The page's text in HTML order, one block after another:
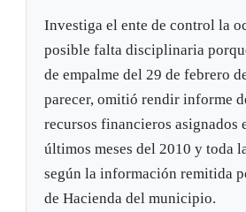
Investiga el ente de control la
posible falta disciplinaria
de empalme del 29 de febrero
parecer, omitió rendir informe
recursos financieros asignados
últimos meses del 2010 y toda
según la información remitida
de Hacienda del municipio.